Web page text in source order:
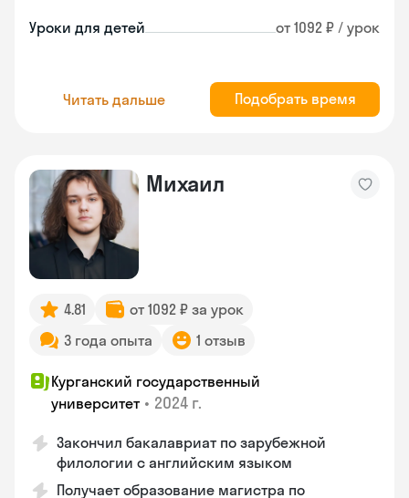
Уроки для детей от 1092 ₽ / урок
Читать дальше Подобрать время
Михаил
4.81
от 1092 ₽ за урок
3 года опыта
1 отзыв
Курганский государственный
университет • 2024 г.
Закончил бакалавриат по зарубежной
филологии с английским языком
Получает образование магистра по